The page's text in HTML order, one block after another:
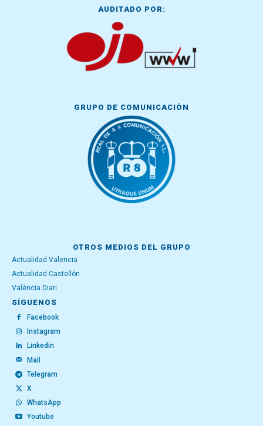
AUDITADO POR:
GRUPO DE COMUNICACIÓN
OTROS MEDIOS DEL GRUPO
Actualidad Valencia
Actualidad Castellón
València Diari
SÍGUENOS
Facebook
Instagram
Linkedin
Mail
Telegram
X
WhatsApp
Youtube